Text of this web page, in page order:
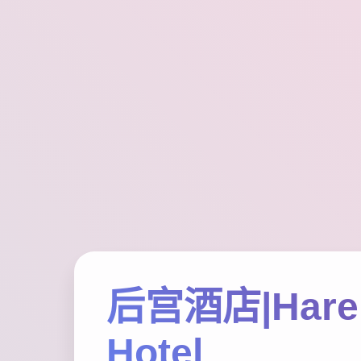
后宫酒店
Hotel